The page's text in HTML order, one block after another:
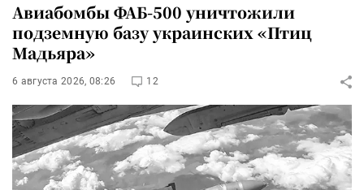
Авиабомбы ФАБ-500 уничтожили
подземную базу украинских «Птиц
Мадьяра»
6 августа 2026, 08:26 12